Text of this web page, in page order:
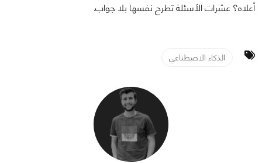
أعلاه؟ عشرات الأسئلة تطرح نفسها بلا جواب.
الذكاء الاصطناعي